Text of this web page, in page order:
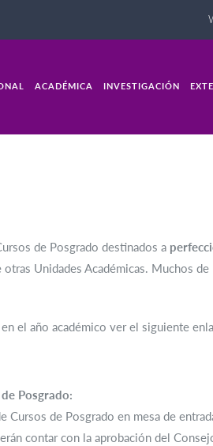
ACADÉMICA INVESTIGACIÓN
de Posgrado destinados a
Unidades Académicas. Muchos
el año académico ver el siguiente
Posgrado:
Cursos de Posgrado en mesa de
contar con la aprobación del